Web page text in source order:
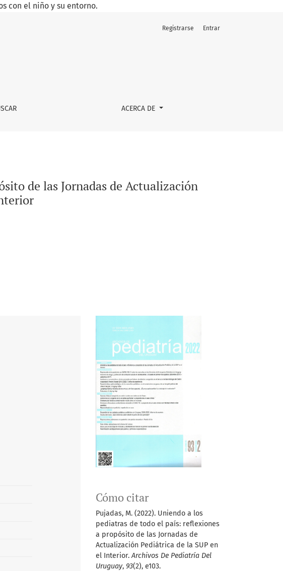
con el niño y su entorno.
ACERCA DE
Registrarse Entrar
de las Jornadas de Actualización
Cómo citar
Pujadas, M. (2022). Uniendo a los
pediatras de todo el país: reflexiones
a propósito de las Jornadas de
Actualización Pediátrica de la SUP en
el Interior.Archivos De Pediatría Del
Uruguay, 93(2), e103.